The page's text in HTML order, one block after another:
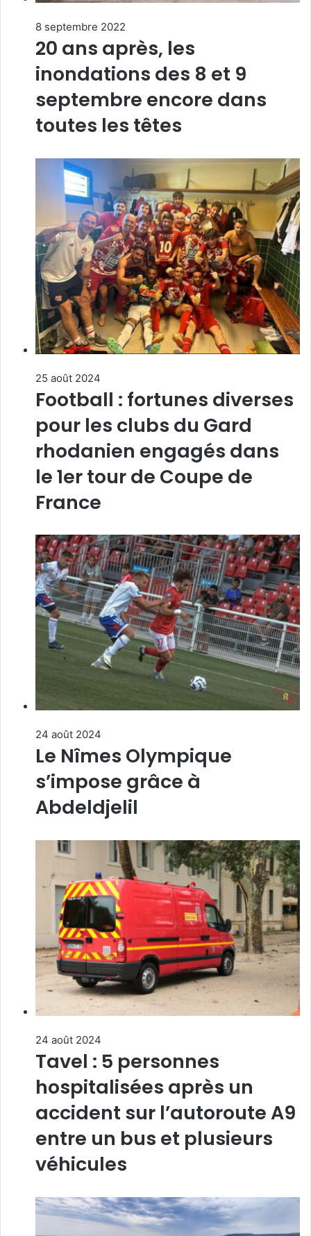
8 septembre 2022
20 ans après, les
inondations des 8 et 9
septembre encore dans
toutes les têtes
25 août 2024
Football : fortunes diverses
pour les clubs du Gard
rhodanien engagés dans
le 1er tour de Coupe de
France
24 août 2024
Le Nîmes Olympique
s’impose grâce à
Abdeldjelil
24 août 2024
Tavel : 5 personnes
hospitalisées après un
accident sur l’autoroute A9
entre un bus et plusieurs
véhicules